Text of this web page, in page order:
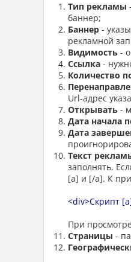
Тип рекламы
баннер;
Баннер -
рекламной
Видимость -
Ссылка -
Количество
Url-адрес
Открывать -
Дата начала
Дата
Текст
заполнять.
[a] и [/a]. К
<div>Скрипт
При
Страницы -